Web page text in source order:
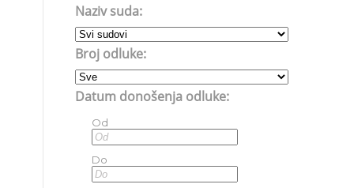
Naziv suda:
Broj odluke:
Datum donošenja odluke:
Od
Do